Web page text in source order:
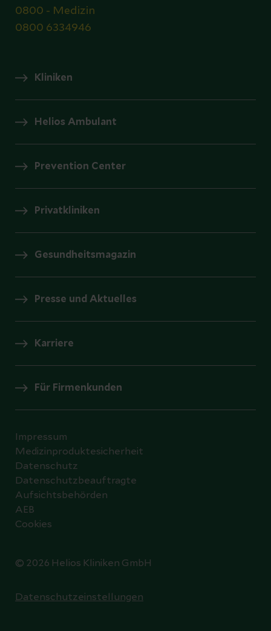
0800 - Medizin
0800 6334946
Kliniken
Helios Ambulant
Prevention Center
Privatkliniken
Gesundheitsmagazin
Presse und Aktuelles
Karriere
Für Firmenkunden
© 2026 Helios Kliniken GmbH
Impressum
Medizinproduktesicherheit
Datenschutz
Datenschutzbeauftragte
Aufsichtsbehörden
AEB
Cookies
Datenschutzeinstellungen